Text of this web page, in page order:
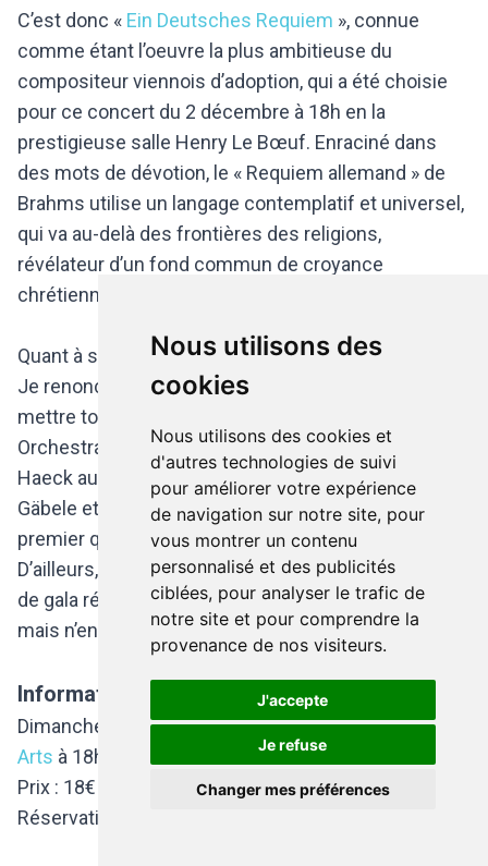
Nous utilisons des
cookies
Nous utilisons des cookies et
d'autres technologies de suivi
pour améliorer votre expérience
de navigation sur notre site, pour
vous montrer un contenu
personnalisé et des publicités
ciblées, pour analyser le trafic de
notre site et pour comprendre la
provenance de nos visiteurs.
J'accepte
Je refuse
Changer mes préférences
C’est donc « Ein Deutsches Requiem », connue
comme étant l’oeuvre la plus ambitieuse du
compositeur viennois d’adoption, qui a été choisie
pour ce concert du 2 décembre à 18h en la
prestigieuse salle Henry Le Bœuf. Enraciné dans
des mots de dévotion, le « Requiem allemand » de
Brahms utilise un langage contemplatif et universel,
qui va au-delà des frontières des religions,
révélateur d’un fond commun de croyance
chrétienne, plutôt que d’une Eglise spécifique.
Quant à son intitulé, Brahms lui-même précisait : «
Je renoncerais volontiers au mot ‘allemand’ pour
mettre tout simplement ‘humain’ ». L’Ensemble
Orchestral Mosan sera en piste avec Jean-Pierre
Haeck au pupitre et deux solistes, la soprano Elise
Gäbele et le baryton Samuel Namotte. Que le
premier qui n’aime pas Brahms lève la main !
D’ailleurs, notre… petit doigt nous dit que ce concert
de gala réserve au public quelques belles surprises,
mais n’en disons pas plus…
Informations pratiques :
Dimanche 2 décembre 2018 auxPalais des Beaux-
Arts à 18h.
Prix : 18€ - 42€
Réservations sur le site du